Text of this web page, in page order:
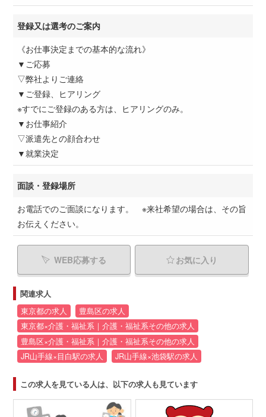
登録又は選考のご案内
《お仕事決定までの基本的な流れ》
▼ご応募
▽弊社よりご連絡
▼ご登録、ヒアリング
※すでにご登録のある方は、ヒアリングのみ。
▼お仕事紹介
▽派遣先との顔合わせ
▼就業決定
面談・登録場所
お電話でのご面談になります。 ※来社希望の場合は、その旨
お伝えください。
WEB応募する お気に入り
関連求人
東京都の求人
豊島区の求人
東京都×介護・福祉系｜介護・福祉系その他の求人
豊島区×介護・福祉系｜介護・福祉系その他の求人
JR山手線×目白駅の求人
JR山手線×池袋駅の求人
この求人を見ている人は、以下の求人も見ています